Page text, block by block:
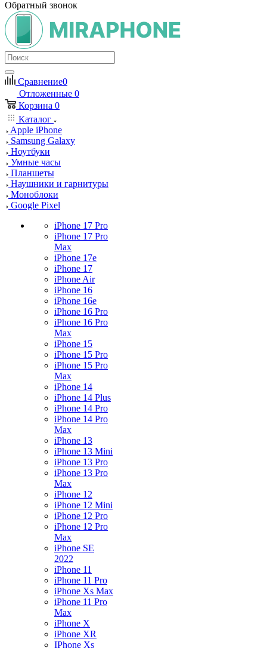
Обратный звонок
Сравнение0
Отложенные 0
Корзина 0
Каталог
Apple iPhone
Samsung Galaxy
Ноутбуки
Умные часы
Планшеты
Наушники и гарнитуры
Моноблоки
Google Pixel
iPhone 17 Pro
iPhone 17 Pro
Max
iPhone 17e
iPhone 17
iPhone Air
iPhone 16
iPhone 16e
iPhone 16 Pro
iPhone 16 Pro
Max
iPhone 15
iPhone 15 Pro
iPhone 15 Pro
Max
iPhone 14
iPhone 14 Plus
iPhone 14 Pro
iPhone 14 Pro
Max
iPhone 13
iPhone 13 Mini
iPhone 13 Pro
iPhone 13 Pro
Max
iPhone 12
iPhone 12 Mini
iPhone 12 Pro
iPhone 12 Pro
Max
iPhone SE
2022
iPhone 11
iPhone 11 Pro
iPhone Xs Max
iPhone 11 Pro
Max
iPhone X
iPhone XR
IPhone Xs